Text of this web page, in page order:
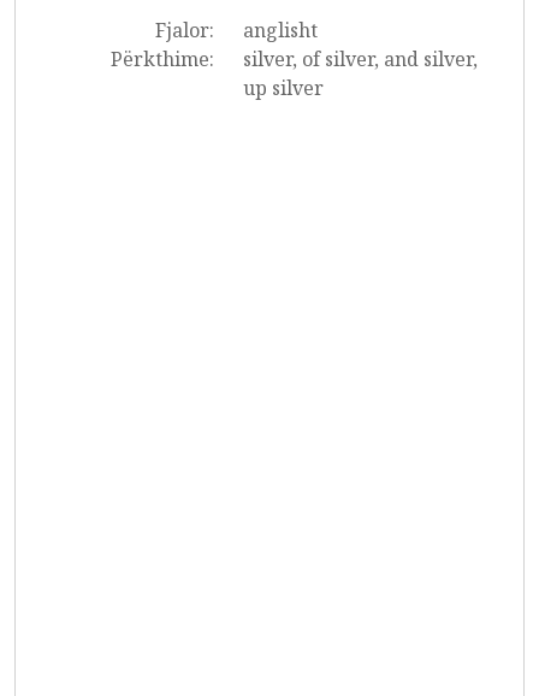
Fjalor:
anglisht
Përkthime:
silver, of silver, and silver,
up silver